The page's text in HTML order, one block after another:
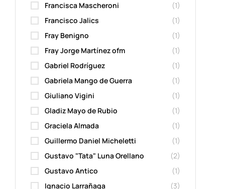
Francisca Mascheroni
(1)
Francisco Jalics
(1)
Fray Benigno
(1)
Fray Jorge Martínez ofm
(1)
Gabriel Rodríguez
(1)
Gabriela Mango de Guerra
(1)
Giuliano Vigini
(1)
Gladiz Mayo de Rubio
(1)
Graciela Almada
(1)
Guillermo Daniel Micheletti
(1)
Gustavo "Tata" Luna Orellano
(2)
Gustavo Antico
(1)
Ignacio Larrañaga
(3)